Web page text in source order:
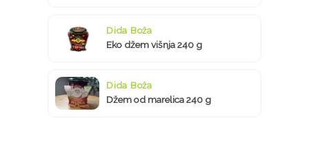
Dida Boža
Eko džem višnja 240 g
Dida Boža
Džem od marelica 240 g